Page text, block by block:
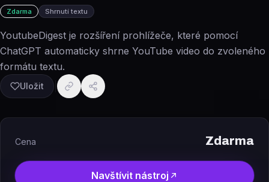
Zdarma Shrnutí textu
YoutubeDigest je rozšíření prohlížeče, které pomocí
ChatGPT automaticky shrne YouTube video do zvoleného
formátu textu.
Uložit
Cena Zdarma
Navštívit nástroj